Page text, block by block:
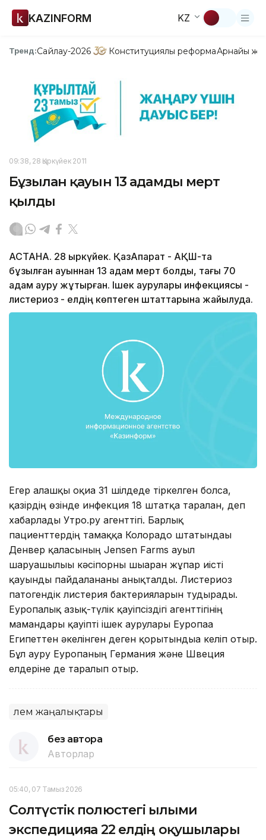
KAZINFORM KZ
Тренд:Сайлау-2026 Конституциялық реформаАрнайы
09:38, 28 Қыркүйек 2011
Бұзылған қауын 13 адамды мерт
қылды
АСТАНА. 28 қыркүйек. ҚазАқпарат - АҚШ-та
бұзылған қауыннан 13 адам мерт болды, тағы 70
адам ауру жұқтырған. Ішек аурулары инфекциясы -
листериоз - елдің көптеген штаттарына жайылуда.
Егер алғашқы оқиға 31 шілдеде тіркелген болса,
қазірдің өзінде инфекция 18 штатқа таралған, деп
хабарлады Утро.ру агенттігі. Барлық
пациенттердің тамаққа Колорадо штатындағы
Денвер қаласының Jensen Farms ауыл
шаруашылығы кәсіпорны шығарған жұпар иісті
қауынды пайдаланғаны анықталды. Листериоз
патогендік листерия бактерияларын тудырады.
Еуропалық азық-түлік қауіпсіздігі агенттігінің
мамандары қауіпті ішек аурулары Еуропаға
Египеттен әкелінген деген қорытындыға келіп отыр.
Бұл ауру Еуропаның Германия және Швеция
елдеріне де таралып отыр.
Әлем жаңалықтары
без автора
Авторлар
05:40, 07 Тамыз 2026
Солтүстік полюстегі ғылыми
экспедицияға 22 елдің оқушылары